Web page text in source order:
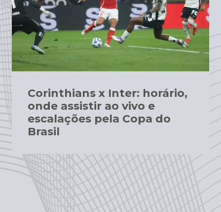
Corinthians x Inter: horário,
onde assistir ao vivo e
escalações pela Copa do
Brasil